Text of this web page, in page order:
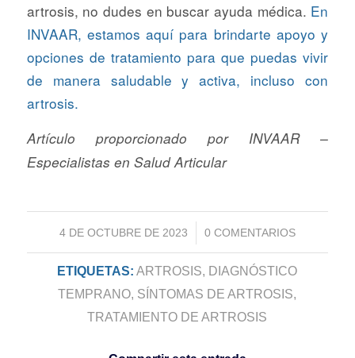
artrosis, no dudes en buscar ayuda médica. En
INVAAR, estamos aquí para brindarte apoyo y
opciones de tratamiento para que puedas vivir
de manera saludable y activa, incluso con
artrosis.
Artículo proporcionado por INVAAR –
Especialistas en Salud Articular
4 DE OCTUBRE DE 2023
/ 0 COMENTARIOS
ETIQUETAS: ARTROSIS, DIAGNÓSTICO
TEMPRANO, SÍNTOMAS DE ARTROSIS,
TRATAMIENTO DE ARTROSIS